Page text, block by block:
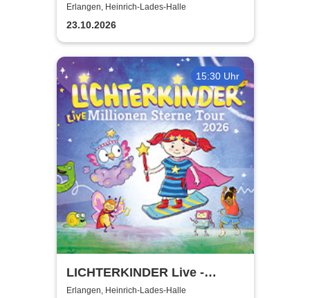
Erlangen, Heinrich-Lades-Halle
23.10.2026
15:30 Uhr
LICHTERKINDER Live -
Millionen Sterne Tour 2026
Erlangen, Heinrich-Lades-Halle